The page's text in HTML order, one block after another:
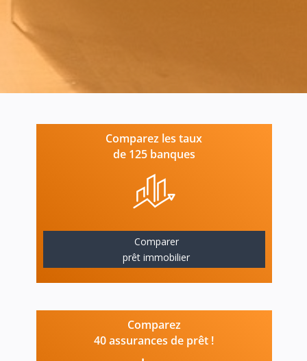
Comparez les taux
de 125 banques
Comparer
prêt immobilier
Comparez
40 assurances de prêt !